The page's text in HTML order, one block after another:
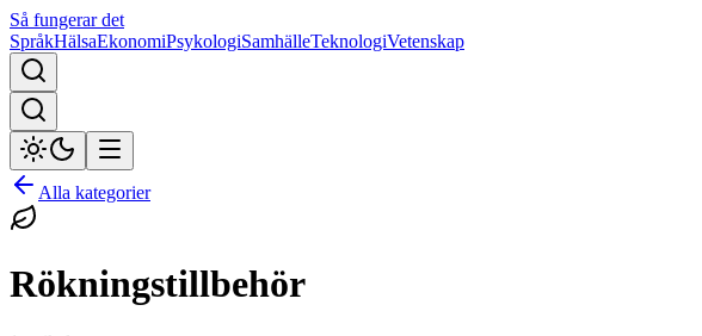
Så fungerar det
SpråkHälsaEkonomiPsykologiSamhälleTeknologiVetenskap
Alla kategorier
Rökningstillbehör